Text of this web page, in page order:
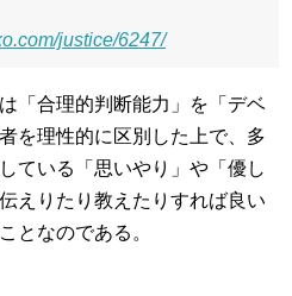
justice/6247/
「合理的判断能力」を「デベ
を理性的に区別した上で、多
ている「思いやり」や「優し
えりたり教えたりすれば良い
となのである。